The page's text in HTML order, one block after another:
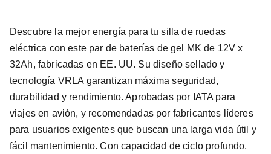
Descubre la mejor energía para tu silla de ruedas
eléctrica con este par de baterías de gel MK de 12V x
32Ah, fabricadas en EE. UU. Su diseño sellado y
tecnología VRLA garantizan máxima seguridad,
durabilidad y rendimiento. Aprobadas por IATA para
viajes en avión, y recomendadas por fabricantes líderes
para usuarios exigentes que buscan una larga vida útil y
fácil mantenimiento. Con capacidad de ciclo profundo,